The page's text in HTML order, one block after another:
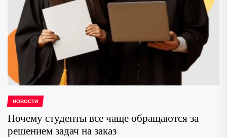
НОВОСТИ
Почему студенты все чаще обращаются за
решением задач на заказ